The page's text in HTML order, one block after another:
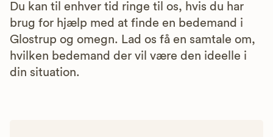
Du kan til enhver tid ringe til os, hvis du har
brug for hjælp med at finde en bedemand i
Glostrup og omegn. Lad os få en samtale om,
hvilken bedemand der vil være den ideelle i
din situation.